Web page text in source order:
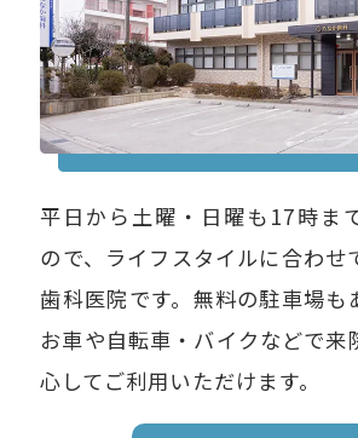
平日から土曜・日曜も17時ま
ので、ライフスタイルに合わせ
歯科医院です。無料の駐車場も
お車や自転車・バイクなどで来
心してご利用いただけます。